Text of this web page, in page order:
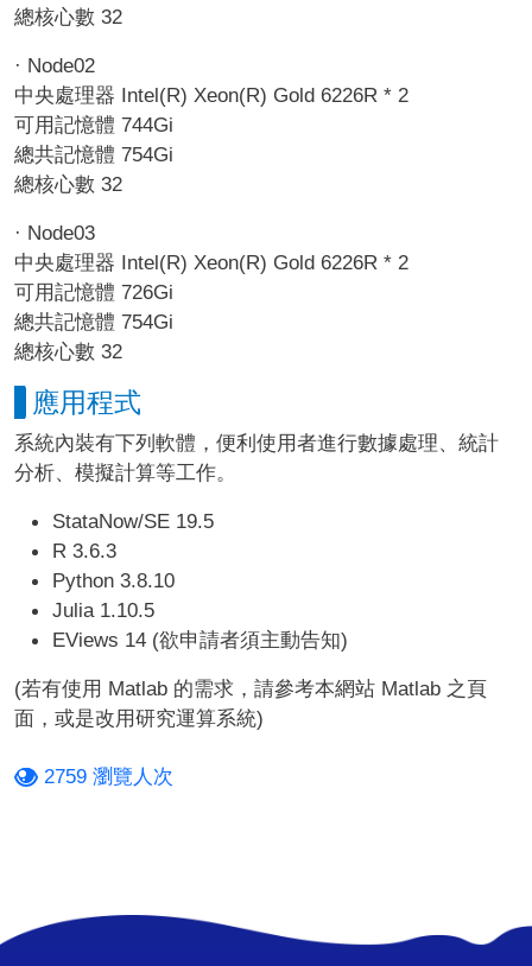
總核心數 32
· Node02
中央處理器 Intel(R) Xeon(R) Gold 6226R * 2
可用記憶體 744Gi
總共記憶體 754Gi
總核心數 32
· Node03
中央處理器 Intel(R) Xeon(R) Gold 6226R * 2
可用記憶體 726Gi
總共記憶體 754Gi
總核心數 32
應用程式
系統內裝有下列軟體，便利使用者進行數據處理、統計
分析、模擬計算等工作。
StataNow/SE 19.5
R 3.6.3
Python 3.8.10
Julia 1.10.5
EViews 14 (欲申請者須主動告知)
(若有使用 Matlab 的需求，請參考本網站 Matlab 之頁
面，或是改用研究運算系統)
2759 瀏覽人次